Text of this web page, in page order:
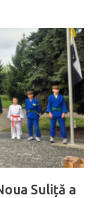
Suliță a